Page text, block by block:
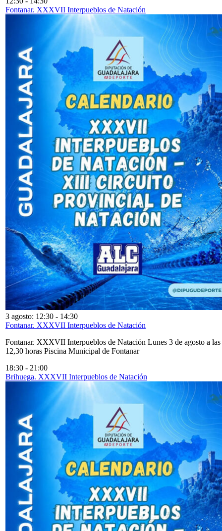
Fontanar. XXXVII Interpueblos de Natación
3 agosto: 12:30 - 14:30
Fontanar. XXXVII Interpueblos de Natación
Fontanar. XXXVII Interpueblos de Natación Lunes 3 de agosto a las
12,30 horas Piscina Municipal de Fontanar
18:30 - 21:00
Brihuega. XXXVII Interpueblos de Natación